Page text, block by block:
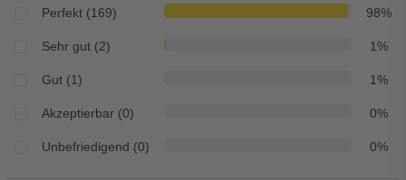
Perfekt (169) 98%
Sehr gut (2) 1%
Gut (1) 1%
Akzeptierbar (0) 0%
Unbefriedigend (0) 0%